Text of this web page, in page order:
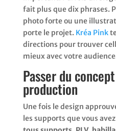
fait plus que dix phrases.
photo forte ou une
porte le projet. Kréa Pink
directions pour trouver
mieux avec votre
Passer du
production
Une fois le design
les supports que vous